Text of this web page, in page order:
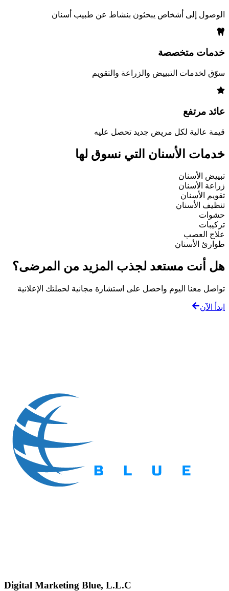
الوصول إلى أشخاص يبحثون بنشاط عن طبيب أسنان
خدمات متخصصة
سوّق لخدمات التبييض والزراعة والتقويم
عائد مرتفع
قيمة عالية لكل مريض جديد تحصل عليه
خدمات الأسنان التي نسوق لها
تبييض الأسنان
زراعة الأسنان
تقويم الأسنان
تنظيف الأسنان
حشوات
تركيبات
علاج العصب
طوارئ الأسنان
هل أنت مستعد لجذب المزيد من المرضى؟
تواصل معنا اليوم واحصل على استشارة مجانية لحملتك الإعلانية
ابدأ الآن
Digital Marketing Blue, L.L.C